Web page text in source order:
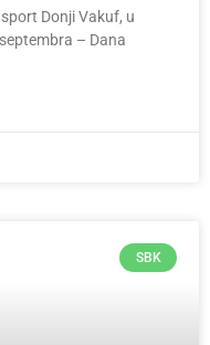
Donji Vakuf, u
– Dana
SBK